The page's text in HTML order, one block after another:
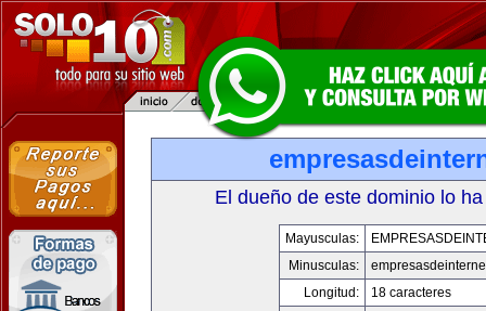
El dueño de este dominio lo
Mayusculas:
Minusculas:
Longitud:
18 caracteres